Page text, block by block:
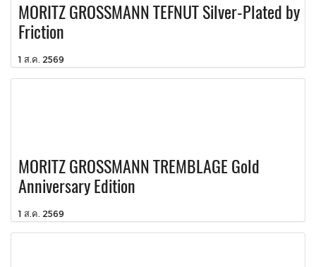
MORITZ GROSSMANN TEFNUT Silver-Plated by
Friction
1 ส.ค. 2569
MORITZ GROSSMANN TREMBLAGE Gold
Anniversary Edition
1 ส.ค. 2569